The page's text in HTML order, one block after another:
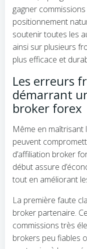
gagner
positionnement
soutenir toutes les
ainsi sur plusieurs
plus efficace et
Les erreurs
démarrant
broker forex
Même en maîtrisant
peuvent
d’affiliation broker
début assure
tout en améliorant
La première faute
broker partenaire.
commissions très
brokers peu fiables